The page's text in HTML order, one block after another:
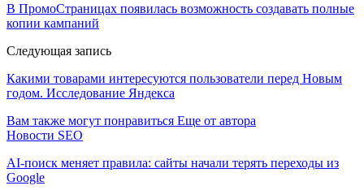
В ПромоСтраницах появилась возможность создавать полные
копии кампаний
Следующая запись
Какими товарами интересуются пользователи перед Новым
годом. Исследование Яндекса
Вам также могут понравиться Еще от автора
Новости SEO
AI-поиск меняет правила: сайты начали терять переходы из
Google